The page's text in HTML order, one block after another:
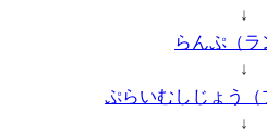
↓
らんぷ（ラ
↓
ぷらいむしじょう（
↓